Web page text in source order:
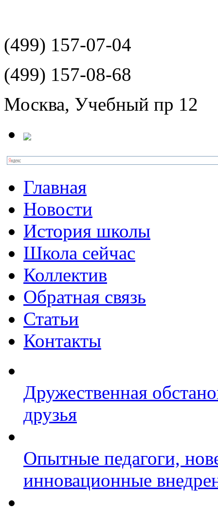
(499) 157-07-04
(499) 157-08-68
Москва, Учебный пр 12
Главная
Новости
История школы
Школа сейчас
Коллектив
Обратная связь
Статьи
Контакты
Дружественная
друзья
Опытные педагоги,
инновационные